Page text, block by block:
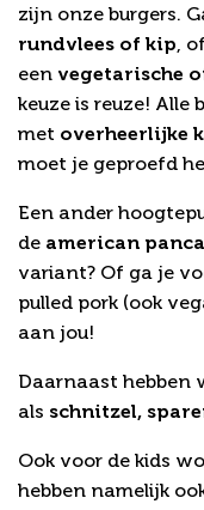
zijn onze burgers.
rundvlees of kip,
een vegetarische
keuze is reuze! Alle
met overheerlijke
moet je geproefd
Een ander
de american
variant? Of ga je
pulled pork (ook
aan jou!
Daarnaast hebben
als schnitzel,
Ook voor de kids
hebben namelijk